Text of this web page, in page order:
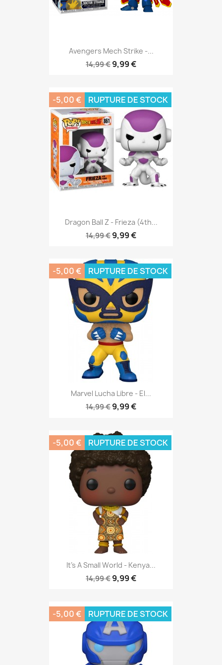
Avengers Mech Strike -...
14,99 € 9,99 €
Dragon Ball Z - Frieza (4th...
14,99 € 9,99 €
-5,00 € RUPTURE DE STOCK
Marvel Lucha Libre - El...
14,99 € 9,99 €
-5,00 € RUPTURE DE STOCK
It's A Small World - Kenya...
14,99 € 9,99 €
-5,00 € RUPTURE DE STOCK
-5,00 € RUPTURE DE STOCK